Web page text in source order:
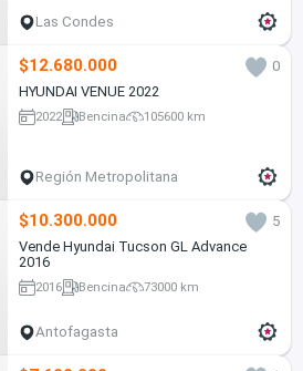
Las Condes
$12.680.000
0
HYUNDAI VENUE 2022
2022 Bencina 105600 km
Región Metropolitana
$10.300.000
5
Vende Hyundai Tucson GL Advance
2016
2016 Bencina 73000 km
Antofagasta